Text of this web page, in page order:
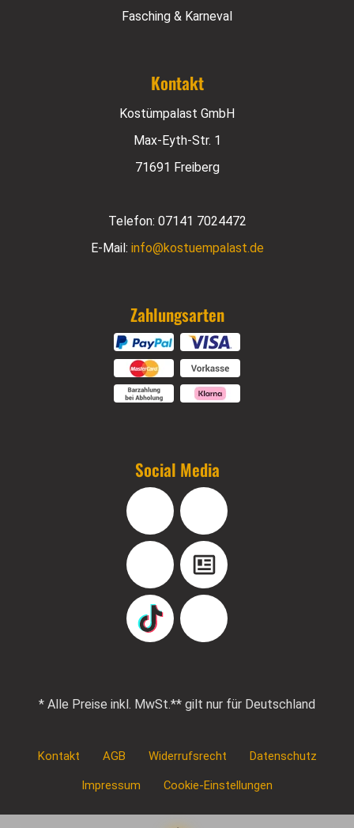
Fasching & Karneval
Kontakt
Kostümpalast GmbH
Max-Eyth-Str. 1
71691 Freiberg
Telefon: 07141 7024472
E-Mail: info@kostuempalast.de
Zahlungsarten
Social Media
Facebook Instagram
YouTube Blog
TikTok Pinterest
* Alle Preise inkl. MwSt.** gilt nur für Deutschland
Kontakt AGB Widerrufsrecht Datenschutz
Impressum Cookie-Einstellungen